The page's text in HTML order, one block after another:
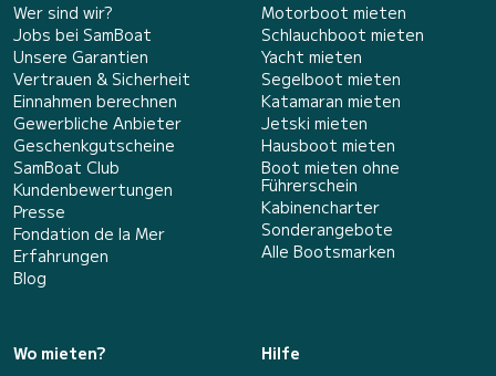
Wer sind wir?
Jobs bei SamBoat
Unsere Garantien
Vertrauen & Sicherheit
Einnahmen berechnen
Gewerbliche Anbieter
Geschenkgutscheine
SamBoat Club
Kundenbewertungen
Presse
Fondation de la Mer
Erfahrungen
Blog
Motorboot mieten
Schlauchboot mieten
Yacht mieten
Segelboot mieten
Katamaran mieten
Jetski mieten
Hausboot mieten
Boot mieten ohne
Führerschein
Kabinencharter
Sonderangebote
Alle Bootsmarken
Wo mieten?
Hilfe